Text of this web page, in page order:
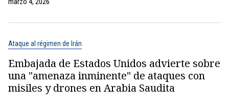
Ataque al régimen de Irán
Embajada de Estados Unidos advierte sobre
una "amenaza inminente" de ataques con
misiles y drones en Arabia Saudita